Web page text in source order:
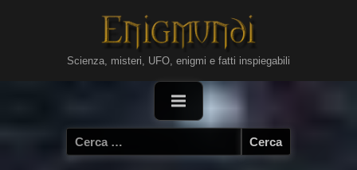
Scienza, misteri, UFO, enigmi e fatti inspiegabili
Ricerca
per: